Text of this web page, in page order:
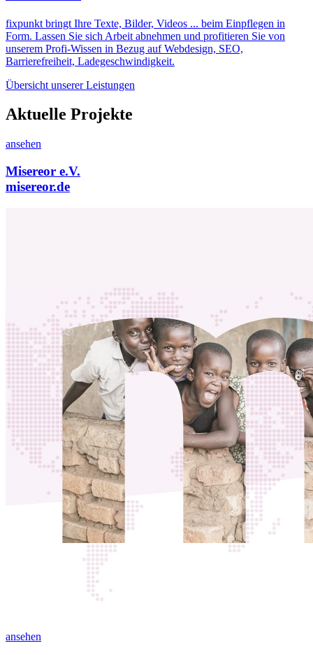
fixpunkt bringt Ihre Texte, Bilder, Videos ... beim Einpflegen in
Form. Lassen Sie sich Arbeit abnehmen und profitieren Sie von
unserem Profi-Wissen in Bezug auf Webdesign, SEO,
Barrierefreiheit, Ladegeschwindigkeit.
Übersicht unserer Leistungen
Aktuelle Projekte
ansehen
Misereor e.V.
misereor.de
ansehen